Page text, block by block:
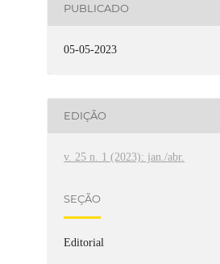
PUBLICADO
05-05-2023
EDIÇÃO
v. 25 n. 1 (2023): jan./abr.
SEÇÃO
Editorial